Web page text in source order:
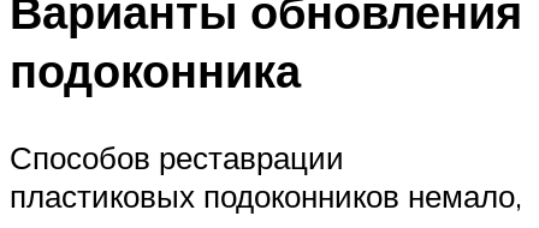
подоконника
Способов реставрации
пластиковых подоконников немало,